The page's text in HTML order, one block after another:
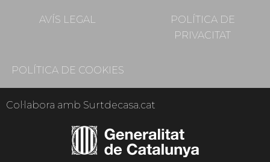
AVÍS LEGAL
POLÍTICA DE
PRIVACITAT
POLÍTICA DE COOKIES
Col·labora amb Surtdecasa.cat